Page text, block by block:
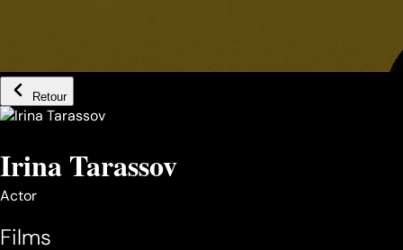
Retour
Irina Tarassov
Actor
Films